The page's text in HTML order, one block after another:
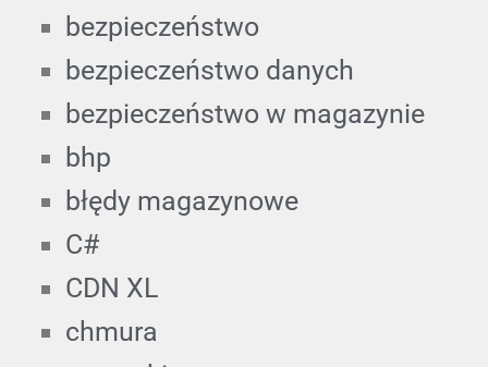
bezpieczeństwo
bezpieczeństwo danych
bezpieczeństwo w magazynie
bhp
błędy magazynowe
C#
CDN XL
chmura